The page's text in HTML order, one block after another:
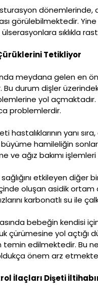
dönemlerinde,
görülebilmektedir.
sıklıkla
Tetikliyor
meydana gelen en
Bu durum dişler
yol açmaktadır.
problemlerdir.
hastalıklarının yanı
büyüme hamileliğin
ve ağız bakımı işlemleri
etkileyen diğer
oluşan asidik
karbonatlı su ile
bebeğin kendisi
çürümesine yol açtığı
temin edilmektedir. Bu
önem arz
İlaçları Dişeti